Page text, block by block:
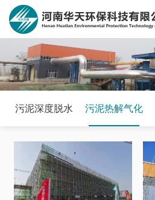
网站首页
关于我们
核心技术
新闻中心
工程案例
联系我们
污泥深度脱水 污泥热解气化